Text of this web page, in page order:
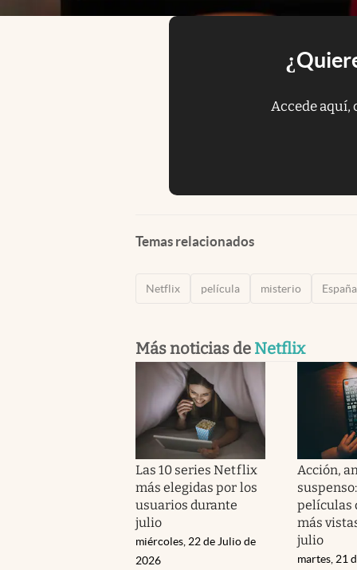
Accede aquí,
Temas relacionados
Netflix película misterio España
Más noticias de Netflix
Las 10 series Netflix
más elegidas por los
usuarios durante
julio
miércoles, 22 de Julio de
2026
Acción,
películas
más
julio
martes, 21